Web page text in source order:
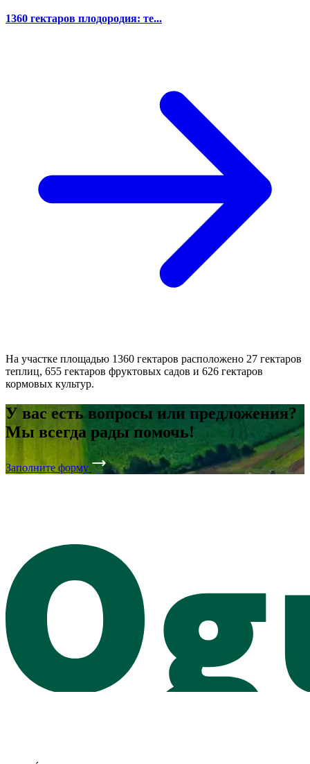
1360 гектаров плодородия: те...
На участке площадью 1360 гектаров расположено 27 гектаров
теплиц, 655 гектаров фруктовых садов и 626 гектаров
кормовых культур.
У вас есть вопросы или предложения?
Мы всегда рады помочь!
Заполните форму